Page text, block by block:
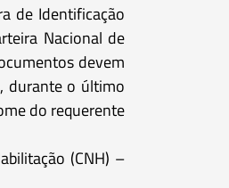
de Identificação
Nacional de
devem
durante o último
do requerente
(CNH) –